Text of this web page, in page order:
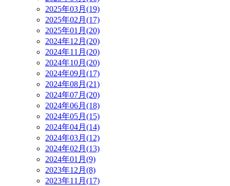
2025年03月(19)
2025年02月(17)
2025年01月(20)
2024年12月(20)
2024年11月(20)
2024年10月(20)
2024年09月(17)
2024年08月(21)
2024年07月(20)
2024年06月(18)
2024年05月(15)
2024年04月(14)
2024年03月(12)
2024年02月(13)
2024年01月(9)
2023年12月(8)
2023年11月(17)